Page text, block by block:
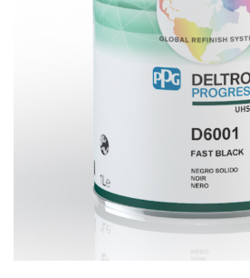
Protectie piele
Protectie vizuala